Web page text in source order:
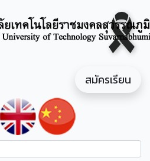
สมัครเรียน